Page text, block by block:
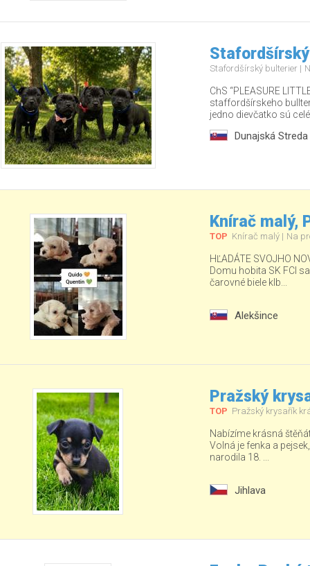
Stafordšírský bulterier
ChS “PLEASURE
staffordšírskeho
jedno dievčatko sú celé
Dunajská Streda
Knírač malý,
TOP Knírač malý Na
HĽADÁTE SVOJHO
Domu hobita SK FCI
čarovné biele klb...
Alekšince
Pražský
TOP Pražský krysařík
Nabízíme krásná
Volná je fenka a
narodila 18. ...
Jihlava